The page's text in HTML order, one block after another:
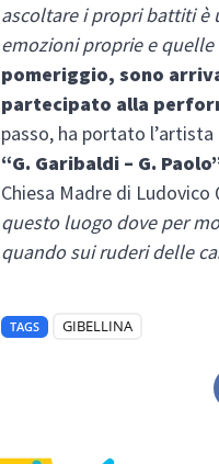
ascoltare i propri battiti è
emozioni proprie e
pomeriggio, sono
partecipato alla
passo, ha portato
“G. Garibaldi – G.
Chiesa Madre di
questo luogo dove per
quando sui ruderi delle
TAGS GIBELLINA